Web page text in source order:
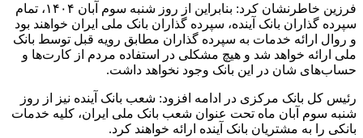
فرزین خاطرنشان کرد: بنابراین از روز شنبه سوم آبان ۱۴۰۴، تمام
سپرده گذاران بانک آینده، سپرده گذاران بانک ملی ایران خواهند بود
و روال ارائه خدمات به سپرده گذاران مطابق رویه قبل توسط بانک
ملی ارائه خواهد شد و هیچ مشکلی در استفاده مردم از کارت‌ها و
حساب‌های شان در این بانک وجود نخواهد داشت.
رئیس کل بانک مرکزی در ادامه افزود: شعب بانک آینده نیز از روز
شنبه سوم آبان ماه تحت عنوان شعب بانک ملی ایران، کلیه خدمات
بانکی را به مشتریان بانک آینده ارائه خواهند کرد.